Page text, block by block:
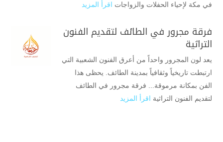
في مكة لإحياء الحفلات والزواجات اقرأ المزيد
فرقة مجرور في الطائف لتقديم الفنون
التراثية
يعد لون المجرور واحداً من أعرق الفنون الشعبية التي
ارتبطت تاريخياً وثقافياً بمدينة الطائف. يحظى هذا
الفن بمكانة مرموقة... فرقة مجرور في الطائف
لتقديم الفنون التراثية اقرأ المزيد